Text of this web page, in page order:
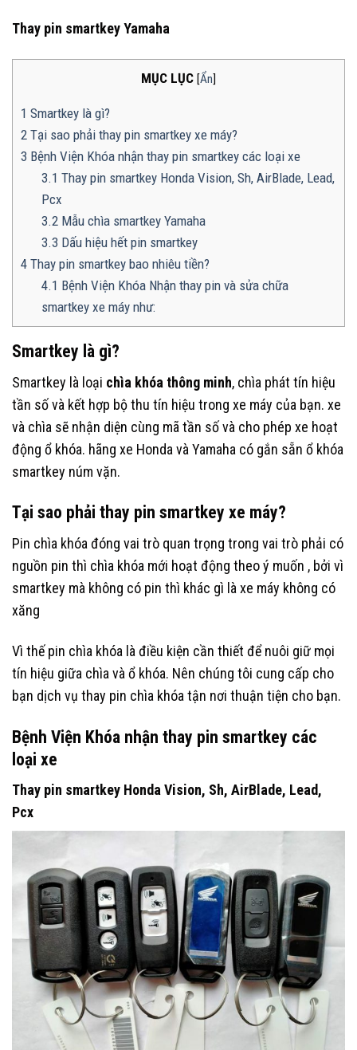
Thay pin smartkey Yamaha
MỤC LỤC [Ẩn]
1 Smartkey là gì?
2 Tại sao phải thay pin smartkey xe máy?
3 Bệnh Viện Khóa nhận thay pin smartkey các loại xe
3.1 Thay pin smartkey Honda Vision, Sh, AirBlade, Lead,
Pcx
3.2Mẫu chìa smartkey Yamaha
3.3 Dấu hiệu hết pin smartkey
4 Thay pin smartkey bao nhiêu tiền?
4.1 Bệnh Viện Khóa Nhận thay pin và sửa chữa
smartkey xe máy như:
Smartkey là gì?
Smartkey là loại chìa khóa thông minh, chìa phát tín hiệu
tần số và kết hợp bộ thu tín hiệu trong xe máy của bạn. xe
và chìa sẽ nhận diện cùng mã tần số và cho phép xe hoạt
động ổ khóa. hãng xe Honda và Yamaha có gắn sẵn ổ khóa
smartkey núm vặn.
Tại sao phải thay pin smartkey xe máy?
Pin chìa khóa đóng vai trò quan trọng trong vai trò phải có
nguồn pin thì chìa khóa mới hoạt động theo ý muốn , bởi vì
smartkey mà không có pin thì khác gì là xe máy không có
xăng
Vì thế pin chìa khóa là điều kiện cần thiết để nuôi giữ mọi
tín hiệu giữa chìa và ổ khóa. Nên chúng tôi cung cấp cho
bạn dịch vụ thay pin chìa khóa tận nơi thuận tiện cho bạn.
Bệnh Viện Khóa nhận thay pin smartkey các
loại xe
Thay pin smartkey Honda Vision, Sh, AirBlade, Lead,
Pcx